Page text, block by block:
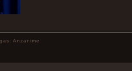
Anzanime